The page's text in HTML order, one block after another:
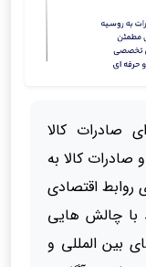
صادرات کالا
کالا به
روابط اقتصادی
با چالش هایی
بین المللی و